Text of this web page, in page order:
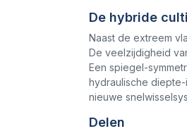
De hybride
Naast de extreem
De veelzijdigheid
Een spiegel-
hydraulische
nieuwe
Delen